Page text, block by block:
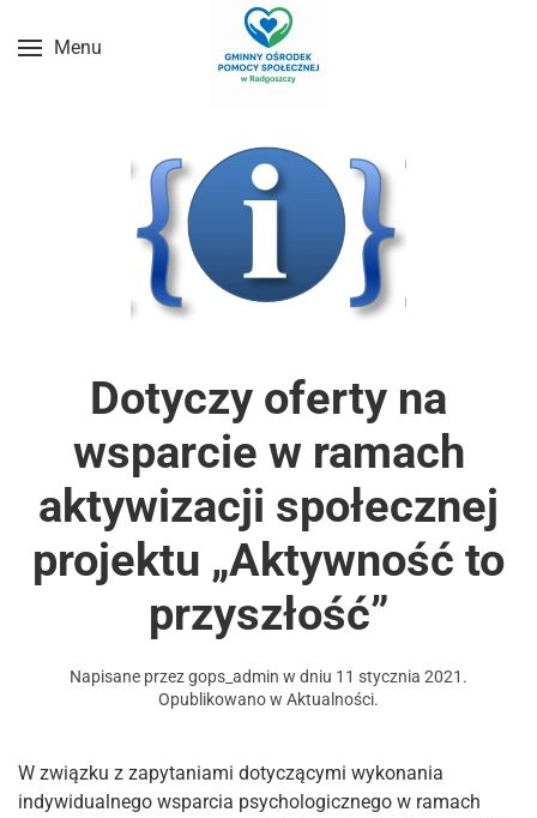
Przejdź do treści głównej
Menu
Dotyczy oferty na
wsparcie w ramach
aktywizacji społecznej
projektu „Aktywność to
przyszłość”
Napisane przezgops_admin w dniu 11 stycznia 2021 .
Opublikowano w Aktualności.
W związku z zapytaniami dotyczącymi wykonania
indywidualnego wsparcia psychologicznego w ramach